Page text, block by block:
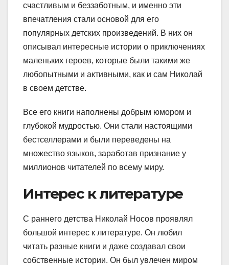
счастливым и беззаботным, и именно эти
впечатления стали основой для его
популярных детских произведений. В них он
описывал интересные истории о приключениях
маленьких героев, которые были такими же
любопытными и активными, как и сам Николай
в своем детстве.
Все его книги наполнены добрым юмором и
глубокой мудростью. Они стали настоящими
бестселлерами и были переведены на
множество языков, заработав признание у
миллионов читателей по всему миру.
Интерес к литературе
С раннего детства Николай Носов проявлял
большой интерес к литературе. Он любил
читать разные книги и даже создавал свои
собственные истории. Он был увлечен миром